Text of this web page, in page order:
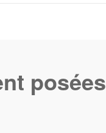
posées